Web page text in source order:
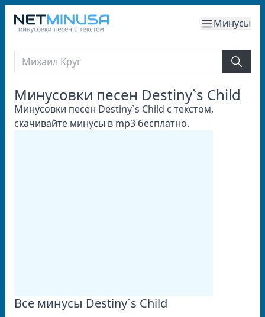
Минусы
Минусовки песен Destiny`s Child
Минусовки песен Destiny`s Child с текстом,
скачивайте минусы в mp3 бесплатно.
Все минусы Destiny`s Child